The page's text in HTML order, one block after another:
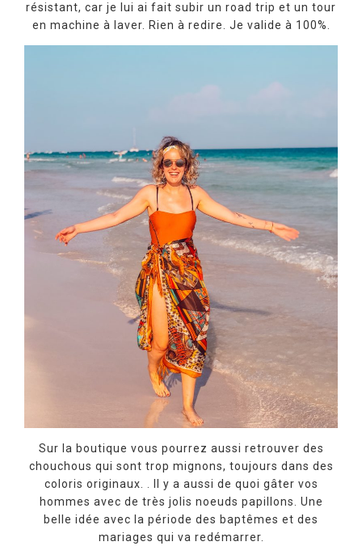
résistant, car je lui ai fait subir un road trip et un tour
en machine à laver. Rien à redire. Je valide à 100%.
Sur la boutique vous pourrez aussi retrouver des
chouchous qui sont trop mignons, toujours dans des
coloris originaux. . Il y a aussi de quoi gâter vos
hommes avec de très jolis noeuds papillons. Une
belle idée avec la période des baptêmes et des
mariages qui va redémarrer.